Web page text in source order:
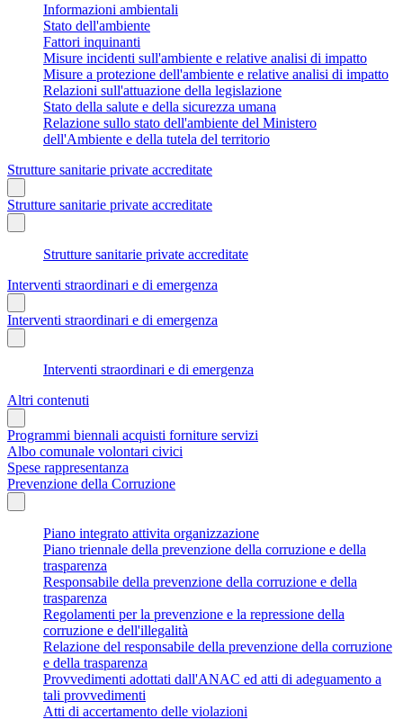
Informazioni ambientali
Stato dell'ambiente
Fattori inquinanti
Misure incidenti sull'ambiente e relative analisi di impatto
Misure a protezione dell'ambiente e relative analisi di impatto
Relazioni sull'attuazione della legislazione
Stato della salute e della sicurezza umana
Relazione sullo stato dell'ambiente del Ministero
dell'Ambiente e della tutela del territorio
Strutture sanitarie private accreditate
Strutture sanitarie private accreditate
Strutture sanitarie private accreditate
Interventi straordinari e di emergenza
Interventi straordinari e di emergenza
Interventi straordinari e di emergenza
Altri contenuti
Programmi biennali acquisti forniture servizi
Albo comunale volontari civici
Spese rappresentanza
Prevenzione della Corruzione
Piano integrato attivita organizzazione
Piano triennale della prevenzione della corruzione e della
trasparenza
Responsabile della prevenzione della corruzione e della
trasparenza
Regolamenti per la prevenzione e la repressione della
corruzione e dell'illegalità
Relazione del responsabile della prevenzione della corruzione
e della trasparenza
Provvedimenti adottati dall'ANAC ed atti di adeguamento a
tali provvedimenti
Atti di accertamento delle violazioni